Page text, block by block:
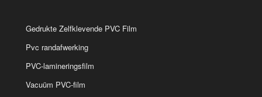
Gedrukte Zelfklevende PVC Film
Pvc randafwerking
PVC-lamineringsfilm
Vacuüm PVC-film